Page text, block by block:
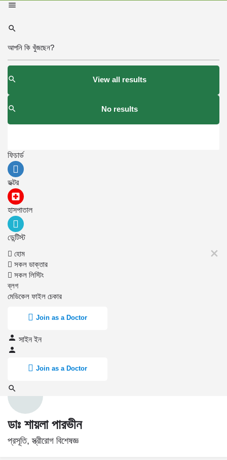
View all results
No results
ফিচার্ড
ডক্টর
হাসপাতাল
ডেন্টিস্ট
হোম
সকল ডাক্তার
সকল লিস্টিং
ব্লগ
মেডিকেল ফাইল চেকার
Join as a Doctor
সাইন ইন
Join as a Doctor
ডাঃ শায়লা পারভীন
প্রসূতি, স্ত্রীরোগ বিশেষজ্ঞ
প্রোফাইল রিভিউ